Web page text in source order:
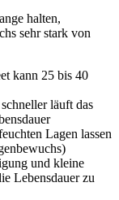
halten,
sehr stark von
kann 25 bis 40
läuft das
Lagen lassen
und kleine
Lebensdauer zu